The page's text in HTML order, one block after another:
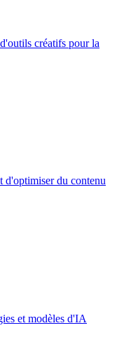
créatifs pour la
d'optimiser du contenu
et modèles d'IA